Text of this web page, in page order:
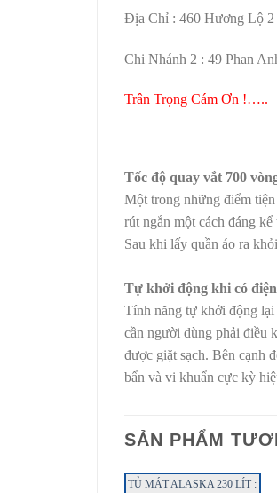
Địa Chỉ : 460 Hương Lộ
Chi Nhánh 2 : 49 Phan
Trân Trọng Cám Ơn !…..
Tốc độ quay vắt 700
Một trong những điểm
rút ngắn một cách đáng
Sau khi lấy quần áo ra
Tự khởi động khi có
Tính năng tự khởi động
cần người dùng phải điều
được giặt sạch. Bên cạnh
bẩn và vi khuẩn cực kỳ
SẢN PHẨM
TỦ MÁT ALASKA 230 LÍT :